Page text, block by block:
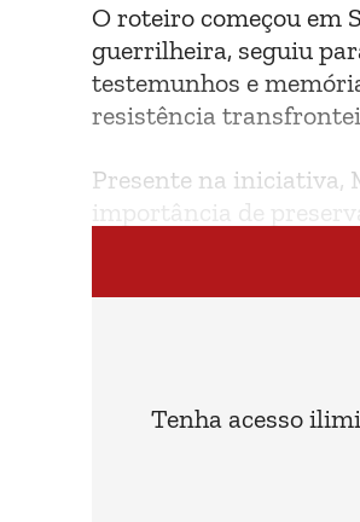
O roteiro começou em
guerrilheira, seguiu
testemunhos e
resistência
Presente na iniciativa,
importância de
sinais semelhantes
Tenha acesso